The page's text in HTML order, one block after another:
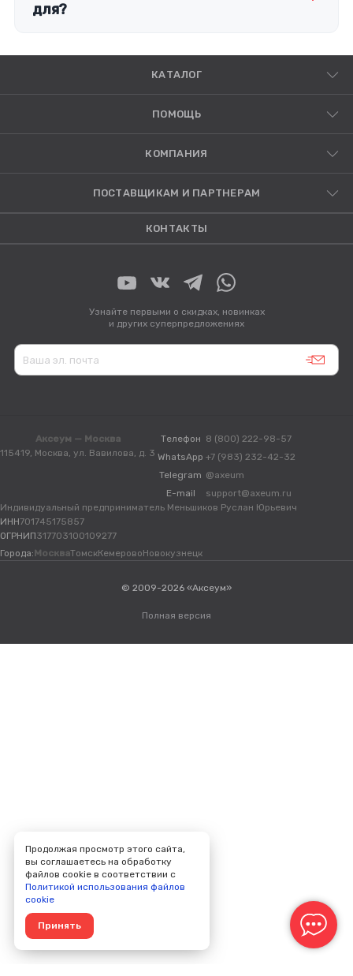
для?
КАТАЛОГ
ПОМОЩЬ
КОМПАНИЯ
ПОСТАВЩИКАМ И ПАРТНЕРАМ
КОНТАКТЫ
Узнайте первыми о скидках, новинках
и других суперпредложениях
Аксеум — Москва
115419, Москва, ул. Вавилова, д. 3
Телефон 8 (800) 222-98-57
WhatsApp +7 (983) 232-42-32
Telegram @axeum
E-mail
support@axeum.ru
Индивидуальный предприниматель Меньшиков Руслан Юрьевич
ИНН701745175857
ОГРНИП317703100109277
Города: МоскваТомскКемеровоНовокузнецк
© 2009-2026 «Аксеум»
Полная версия
Продолжая просмотр этого сайта,
вы соглашаетесь на обработку
файлов cookie в соответствии с
Политикой использования файлов
cookie
Принять